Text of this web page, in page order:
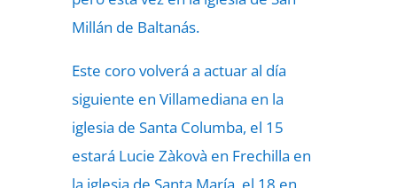
Millán de Baltanás.
Este coro volverá a actuar al día
siguiente en Villamediana en la
iglesia de Santa Columba, el 15
estará Lucie Zàkovà en Frechilla en